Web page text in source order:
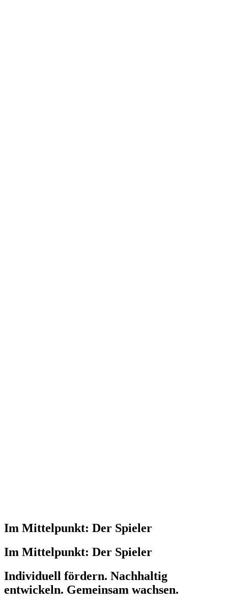
Im Mittelpunkt: Der Spieler
Im Mittelpunkt: Der Spieler
Individuell fördern. Nachhaltig
entwickeln. Gemeinsam wachsen.